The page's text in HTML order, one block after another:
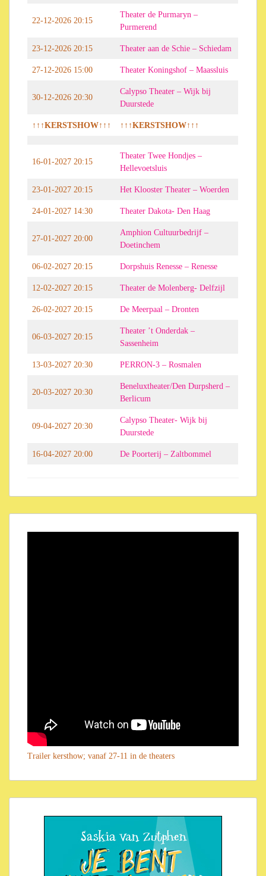
22-12-2026 20:15
Theater de Purmaryn –
Purmerend
23-12-2026 20:15 Theater aan de Schie – Schiedam
27-12-2026 15:00 Theater Koningshof – Maassluis
30-12-2026 20:30
Calypso Theater – Wijk bij
Duurstede
↑↑↑KERSTSHOW↑↑↑ ↑↑↑KERSTSHOW↑↑↑
16-01-2027 20:15
Theater Twee Hondjes –
Hellevoetsluis
23-01-2027 20:15 Het Klooster Theater – Woerden
24-01-2027 14:30 Theater Dakota- Den Haag
27-01-2027 20:00
Amphion Cultuurbedrijf –
Doetinchem
06-02-2027 20:15 Dorpshuis Renesse – Renesse
12-02-2027 20:15 Theater de Molenberg- Delfzijl
26-02-2027 20:15 De Meerpaal – Dronten
06-03-2027 20:15
Theater ’t Onderdak –
Sassenheim
13-03-2027 20:30 PERRON-3 – Rosmalen
20-03-2027 20:30
Beneluxtheater/Den Durpsherd –
Berlicum
09-04-2027 20:30
Calypso Theater- Wijk bij
Duurstede
16-04-2027 20:00 De Poorterij – Zaltbommel
Trailer kersthow; vanaf 27-11 in de theaters